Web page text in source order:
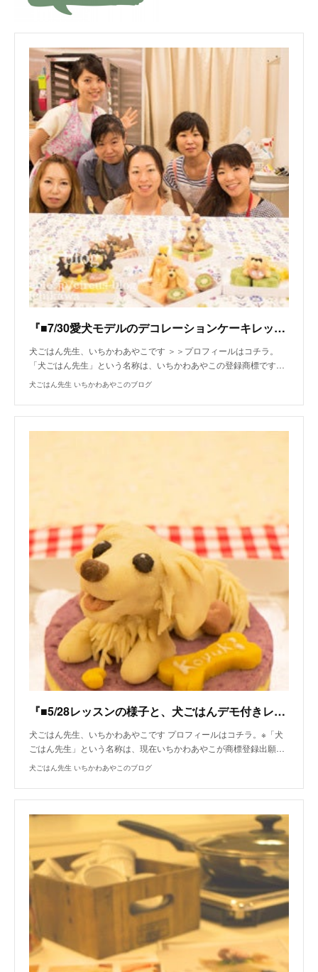
『■7/30愛犬モデルのデコレーションケーキレッスンの模様（東京 港区 六本木 犬のおやつ教室）』
犬ごはん先生、いちかわあやこです ＞＞プロフィールはコチラ。
「犬ごはん先生」という名称は、いちかわあやこの登録商標です…
犬ごはん先生 いちかわあやこのブログ
『■5/28レッスンの様子と、犬ごはんデモ付きレッスンは６月まで！』
犬ごはん先生、いちかわあやこです プロフィールはコチラ。※「犬
ごはん先生」という名称は、現在いちかわあやこが商標登録出願…
犬ごはん先生 いちかわあやこのブログ